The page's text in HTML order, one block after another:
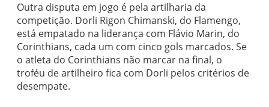
Outra disputa em jogo é pela artilharia da
competição. Dorli Rigon Chimanski, do Flamengo,
está empatado na liderança com Flávio Marin, do
Corinthians, cada um com cinco gols marcados. Se
o atleta do Corinthians não marcar na final, o
troféu de artilheiro fica com Dorli pelos critérios de
desempate.